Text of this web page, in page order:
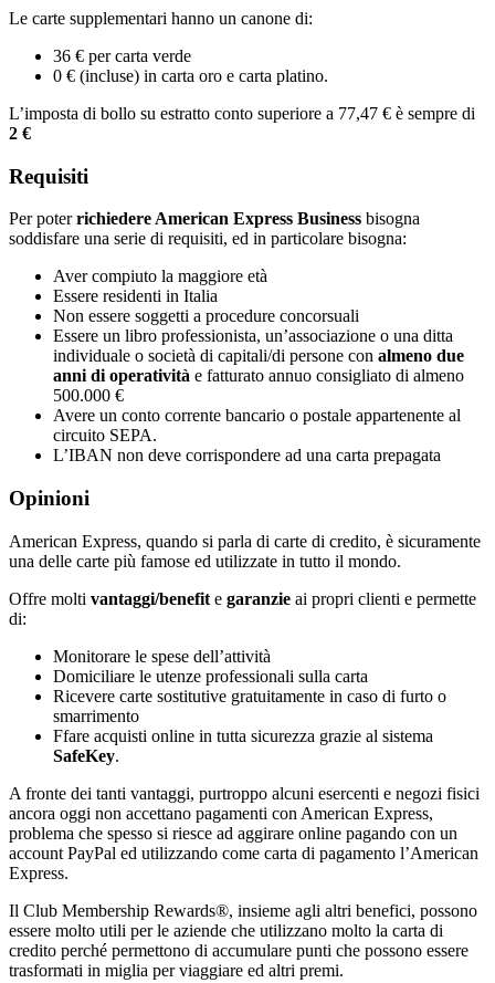
Le carte supplementari hanno un canone di:
36 € per carta verde
0 € (incluse) in carta oro e carta platino.
L’imposta di bollo su estratto conto superiore a 77,47 € è sempre di
2 €
Requisiti
Per poterrichiedere American Express Business bisogna
soddisfare una serie di requisiti, ed in particolare bisogna:
Aver compiuto la maggiore età
Essere residenti in Italia
Non essere soggetti a procedure concorsuali
Essere un libro professionista, un’associazione o una ditta
individuale o società di capitali/di persone con almeno due
anni di operatività e fatturato annuo consigliato di almeno
500.000 €
Avere un conto corrente bancario o postale appartenente al
circuito SEPA.
L’IBAN non deve corrispondere ad una carta prepagata
Opinioni
American Express, quando si parla di carte di credito, è sicuramente
una delle carte più famose ed utilizzate in tutto il mondo.
Offre molti vantaggi/benefit e garanzie ai propri clienti e permette
di:
Monitorare le spese dell’attività
Domiciliare le utenze professionali sulla carta
Ricevere carte sostitutive gratuitamente in caso di furto o
smarrimento
Ffare acquisti online in tutta sicurezza grazie al sistema
SafeKey.
A fronte dei tanti vantaggi, purtroppo alcuni esercenti e negozi fisici
ancora oggi non accettano pagamenti con American Express,
problema che spesso si riesce ad aggirare online pagando con un
account PayPal ed utilizzando come carta di pagamento l’American
Express.
Il Club Membership Rewards®, insieme agli altri benefici, possono
essere molto utili per le aziende che utilizzano molto la carta di
credito perché permettono di accumulare punti che possono essere
trasformati in miglia per viaggiare ed altri premi.